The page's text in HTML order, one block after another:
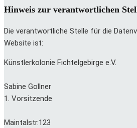
Hinweis zur verantwortlichen
Die verantwortliche Stelle für die
Website ist:
Künstlerkolonie Fichtelgebirge e.V.
Sabine Gollner
1. Vorsitzende
Maintalstr.123